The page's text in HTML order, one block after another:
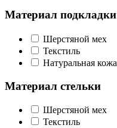
Материал подкладки
Шерстяной мех
Текстиль
Натуральная кожа
Материал стельки
Шерстяной мех
Текстиль